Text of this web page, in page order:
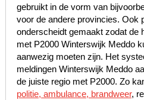
gebruikt in de vorm van
voor de andere provincies. Ook
onderscheidt gemaakt zodat de
met P2000 Winterswijk Meddo
aanwezig moeten zijn. Het
meldingen Winterswijk Meddo
de juiste regio met P2000. Zo
politie, ambulance, brandweer,